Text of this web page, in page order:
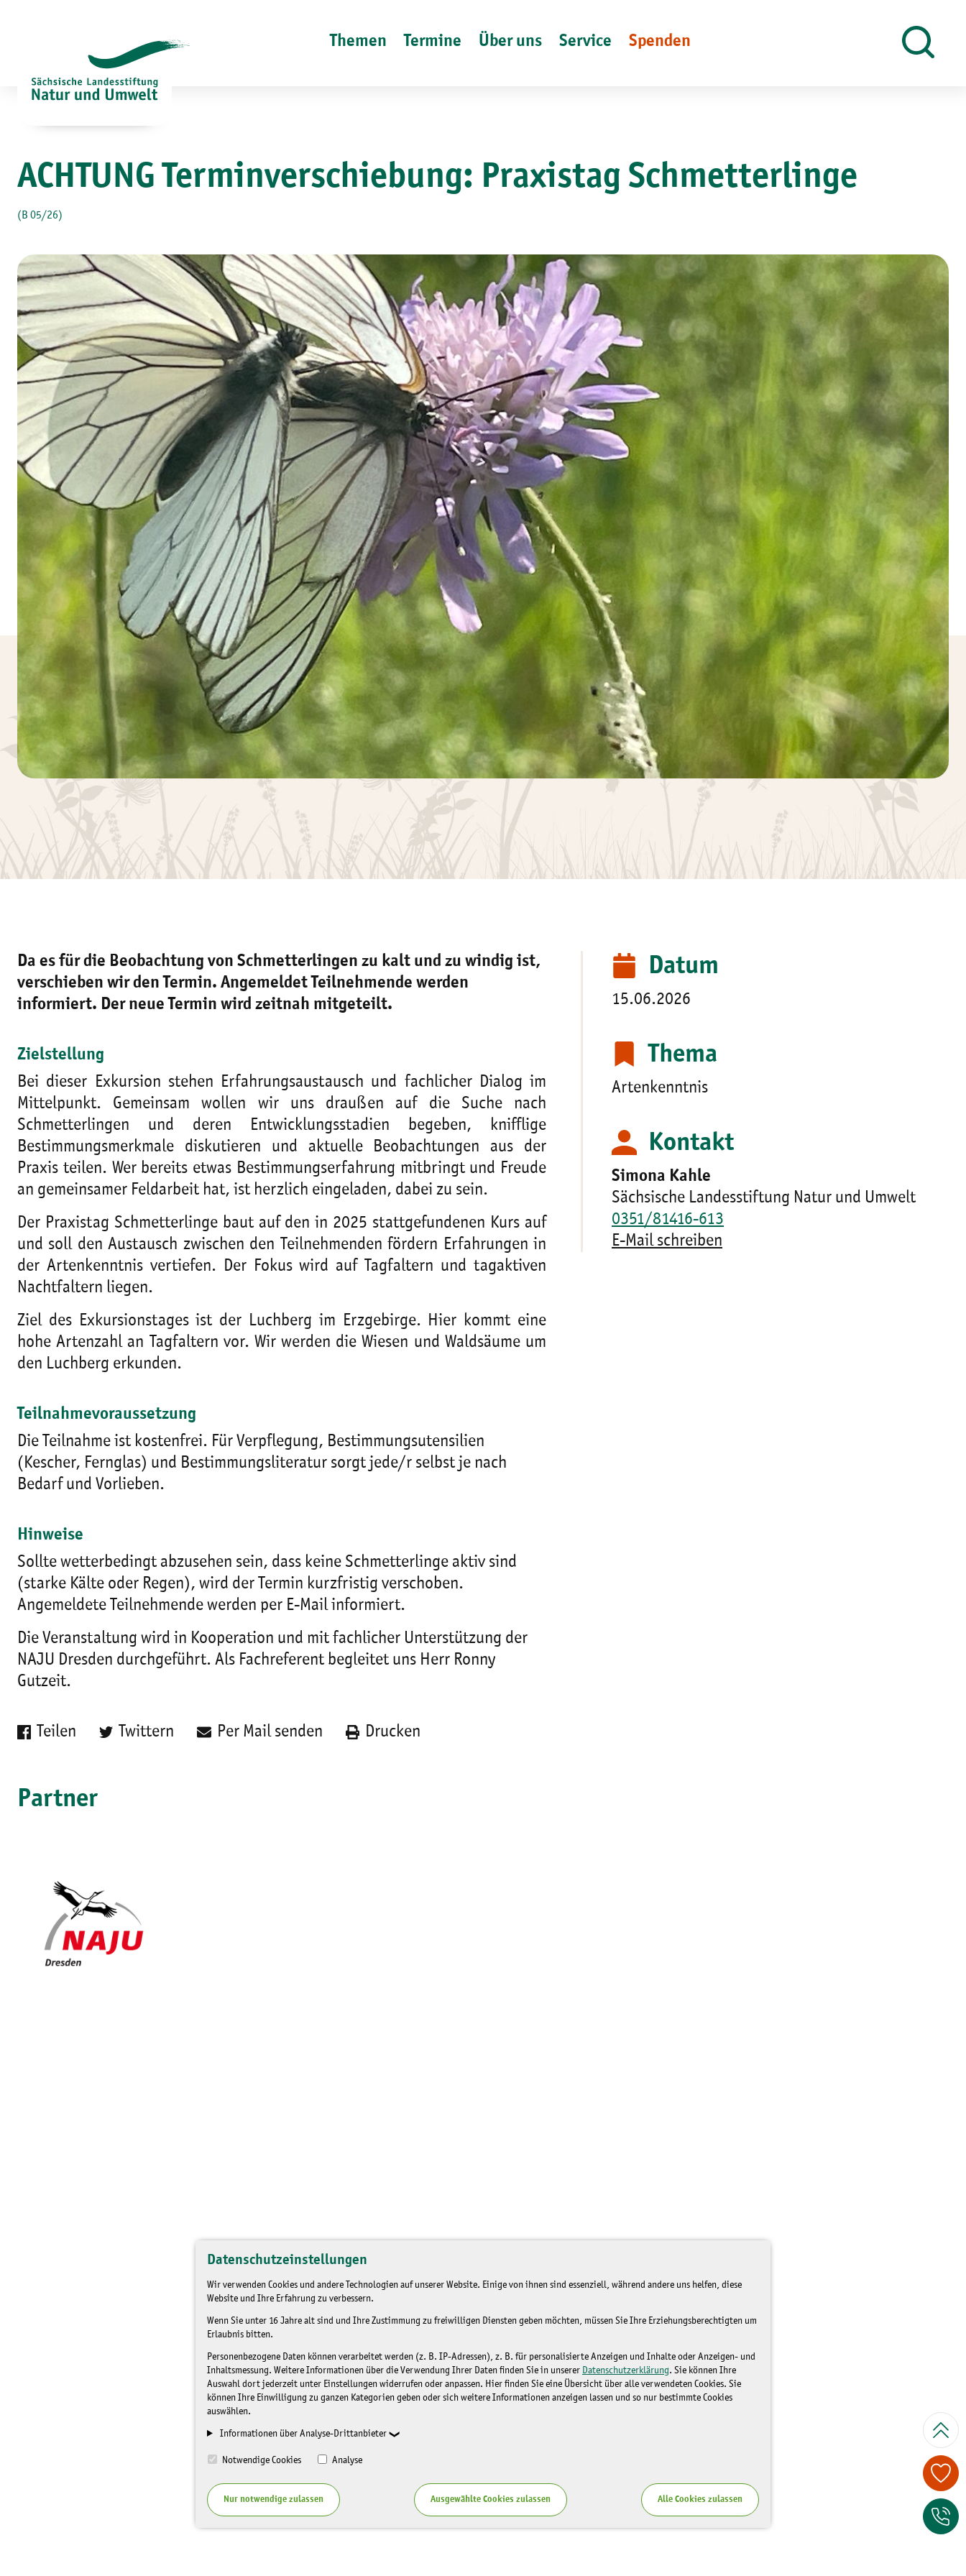
Datenschutzeinstellungen
Wir verwenden Cookies und andere Technologien auf unserer Website. Einige von ihnen sind essenziell, während andere uns helfen, diese
Website und Ihre Erfahrung zu verbessern.
Wenn Sie unter 16 Jahre alt sind und Ihre Zustimmung zu freiwilligen Diensten geben möchten, müssen Sie Ihre Erziehungsberechtigten um
Erlaubnis bitten.
Personenbezogene Daten können verarbeitet werden (z. B. IP-Adressen), z. B. für personalisierte Anzeigen und Inhalte oder Anzeigen- und
Inhaltsmessung. Weitere Informationen über die Verwendung Ihrer Daten finden Sie in unserer Datenschutzerklärung. Sie können Ihre
Auswahl dort jederzeit unter Einstellungen widerrufen oder anpassen. Hier finden Sie eine Übersicht über alle verwendeten Cookies. Sie
können Ihre Einwilligung zu ganzen Kategorien geben oder sich weitere Informationen anzeigen lassen und so nur bestimmte Cookies
auswählen.
Informationen über Analyse-Drittanbieter
Notwendige Cookies Analyse
Nur notwendige zulassen Ausgewählte Cookies zulassen Alle Cookies zulassen
Themen Termine Über uns Service Spenden
ACHTUNG Terminverschiebung: Praxistag Schmetterlinge
(B 05/26)
Da es für die Beobachtung von Schmetterlingen zu kalt und zu windig ist,
verschieben wir den Termin. Angemeldet Teilnehmende werden
informiert. Der neue Termin wird zeitnah mitgeteilt.
Zielstellung
Bei dieser Exkursion stehen Erfahrungsaustausch und fachlicher Dialog im
Mittelpunkt. Gemeinsam wollen wir uns draußen auf die Suche nach
Schmetterlingen und deren Entwicklungsstadien begeben, knifflige
Bestimmungsmerkmale diskutieren und aktuelle Beobachtungen aus der
Praxis teilen. Wer bereits etwas Bestimmungserfahrung mitbringt und Freude
an gemeinsamer Feldarbeit hat, ist herzlich eingeladen, dabei zu sein.
Der Praxistag Schmetterlinge baut auf den in 2025 stattgefundenen Kurs auf
und soll den Austausch zwischen den Teilnehmenden fördern Erfahrungen in
der Artenkenntnis vertiefen. Der Fokus wird auf Tagfaltern und tagaktiven
Nachtfaltern liegen.
Ziel des Exkursionstages ist der Luchberg im Erzgebirge. Hier kommt eine
hohe Artenzahl an Tagfaltern vor. Wir werden die Wiesen und Waldsäume um
den Luchberg erkunden.
Teilnahmevoraussetzung
Die Teilnahme ist kostenfrei. Für Verpflegung, Bestimmungsutensilien
(Kescher, Fernglas) und Bestimmungsliteratur sorgt jede/r selbst je nach
Bedarf und Vorlieben.
Hinweise
Sollte wetterbedingt abzusehen sein, dass keine Schmetterlinge aktiv sind
(starke Kälte oder Regen), wird der Termin kurzfristig verschoben.
Angemeldete Teilnehmende werden per E-Mail informiert.
Die Veranstaltung wird in Kooperation und mit fachlicher Unterstützung der
NAJU Dresden durchgeführt. Als Fachreferent begleitet uns Herr Ronny
Gutzeit.
Teilen Twittern Per Mail senden Drucken
Partner
Datum
15.06.2026
Thema
Artenkenntnis
Kontakt
Simona Kahle
Sächsische Landesstiftung Natur und Umwelt
0351/81416-613
E-Mail schreiben
Spenden Sie
Zum